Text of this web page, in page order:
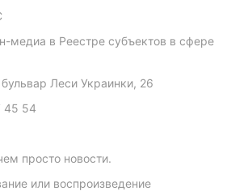
медиа в Реестре субъектов в сфере
Леси Украинки, 26
45 54
просто новости.
или воспроизведение